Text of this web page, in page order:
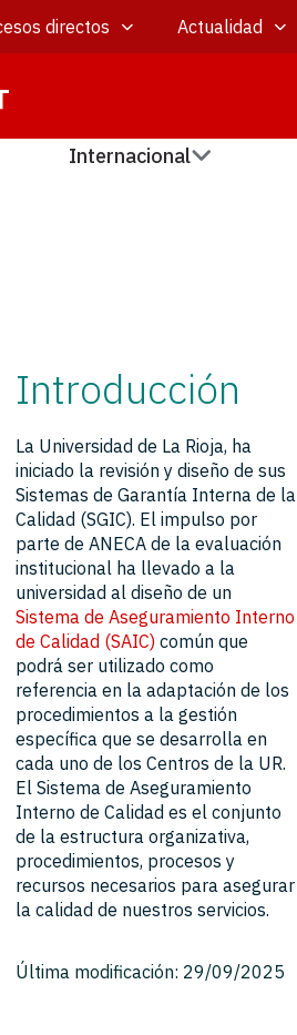
directos Actualidad
Internacional
Introducción
La Universidad de La Rioja, ha
iniciado la revisión y diseño de sus
Sistemas de Garantía Interna de la
Calidad (SGIC). El impulso por
parte de ANECA de la evaluación
institucional ha llevado a la
universidad al diseño de un
Sistema de Aseguramiento Interno
de Calidad (SAIC) común que
podrá ser utilizado como
referencia en la adaptación de los
procedimientos a la gestión
específica que se desarrolla en
cada uno de los Centros de la UR.
El Sistema de Aseguramiento
Interno de Calidad es el conjunto
de la estructura organizativa,
procedimientos, procesos y
recursos necesarios para asegurar
la calidad de nuestros servicios.
Última modificación: 29/09/2025